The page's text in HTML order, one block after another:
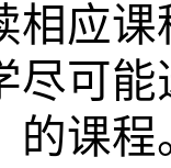
相应
尽可
的课